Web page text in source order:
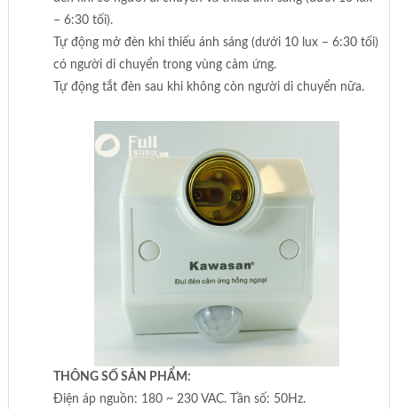
– 6:30 tối).
Tự động mở đèn khi thiếu ánh sáng (dưới 10 lux – 6:30 tối)
có người di chuyển trong vùng cảm ứng.
Tự động tắt đèn sau khi không còn người di chuyển nữa.
THÔNG SỐ SẢN PHẨM:
Điện áp nguồn: 180 ~ 230 VAC. Tần số: 50Hz.